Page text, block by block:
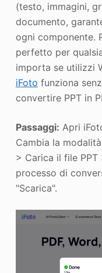
(testo, immagini,
documento,
ogni componente.
perfetto per
importa se utilizzi
iFoto funziona
convertire PPT in
Passaggi: Apri
Cambia la
> Carica il file
processo di
"Scarica".